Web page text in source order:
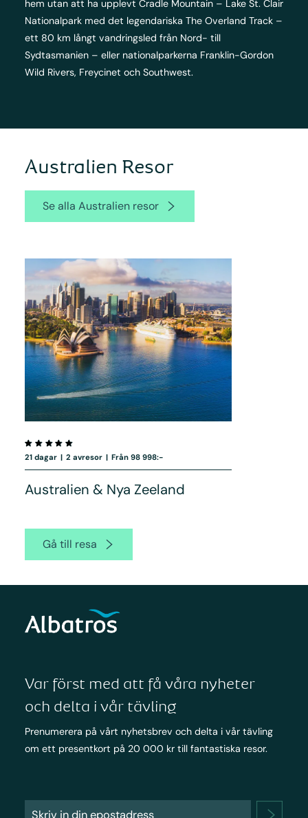
hem utan att ha upplevt Cradle Mountain – Lake St. Clair
Nationalpark med det legendariska The Overland Track –
ett 80 km långt vandringsled från Nord- till
Sydtasmanien – eller nationalparkerna Franklin-Gordon
Wild Rivers, Freycinet och Southwest.
Australien Resor
Se alla Australien resor
21 dagar | 2 avresor | Från 98 998:-
Australien & Nya Zeeland
Gå till resa
Var först med att få våra nyheter
och delta i vår tävling
Prenumerera på vårt nyhetsbrev och delta i vår tävling
om ett presentkort på 20 000 kr till fantastiska resor.